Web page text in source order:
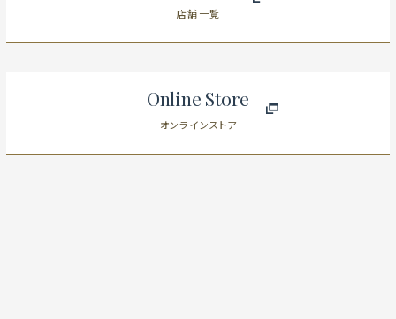
店舗一覧
Online Store
オンラインストア